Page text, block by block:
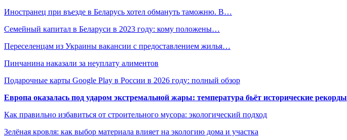
Иностранец при въезде в Беларусь хотел обмануть таможню. В…
Семейный капитал в Беларуси в 2023 году: кому положены…
Переселенцам из Украины вакансии с предоставлением жилья…
Пинчанина наказали за неуплату алиментов
Подарочные карты Google Play в России в 2026 году: полный обзор
Европа оказалась под ударом экстремальной жары: температура бьёт исторические рекорды
Как правильно избавиться от строительного мусора: экологический подход
Зелёная кровля: как выбор материала влияет на экологию дома и участка